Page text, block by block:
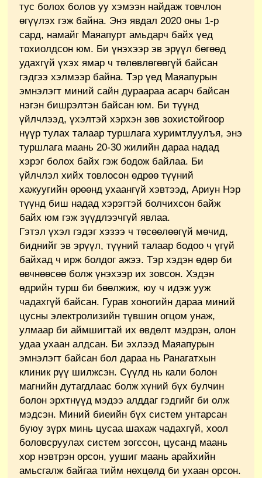
тус болох болов уу хэмээн найдаж товчлон
өгүүлэх гэж байна. Энэ явдал 2020 оны 1-р
сард, намайг Маяапурт амьдарч байх үед
тохиолдсон юм. Би үнэхээр эв эрүүл бөгөөд
удахгүй үхэх ямар ч төлөвлөгөөгүй байсан
гэдгээ хэлмээр байна. Тэр үед Маяапурын
эмнэлэгт миний сайн дураараа асарч байсан
нэгэн бишрэлтэн байсан юм. Би түүнд
үйлчлээд, үхэлтэй хэрхэн зөв зохистойгоор
нүүр тулах талаар туршлага хуримтлуулъя, энэ
туршлага маань 20-30 жилийн дараа надад
хэрэг болох байх гэж бодож байлаа. Би
үйлчлэл хийх товлосон өдрөө түүний
хажуугийн өрөөнд ухаангүй хэвтээд, Ариун Нэр
түүнд биш надад хэрэгтэй болчихсон байж
байх юм гэж зүүдлээчгүй явлаа.
Гэтэл үхэл гэдэг хэзээ ч төсөөлөөгүй мөчид,
биднийг эв эрүүл, түүний талаар бодоо ч үгүй
байхад ч ирж болдог ажээ. Тэр хэдэн өдөр би
өвчнөөсөө болж үнэхээр их зовсон. Хэдэн
өдрийн турш би бөөлжиж, юу ч идэж ууж
чадахгүй байсан. Гурав хоногийн дараа миний
цусны электролизийн түвшин огцом унаж,
улмаар би аймшигтай их өвдөлт мэдрэн, олон
удаа ухаан алдсан. Би эхлээд Маяапурын
эмнэлэгт байсан бол дараа нь Ранагатхын
клиник рүү шилжсэн. Сүүлд нь кали болон
магнийн дутагдлаас болж хүний бүх булчин
болон эрхтнүүд мэдээ алддаг гэдгийг би олж
мэдсэн. Миний биеийн бүх систем унтарсан
буюу зүрх минь цусаа шахаж чадахгүй, хоол
боловсруулах систем зогссон, цусанд маань
хор нэвтрэн орсон, уушиг маань арайхийн
амьсгалж байгаа тийм нөхцөлд би ухаан орсон.